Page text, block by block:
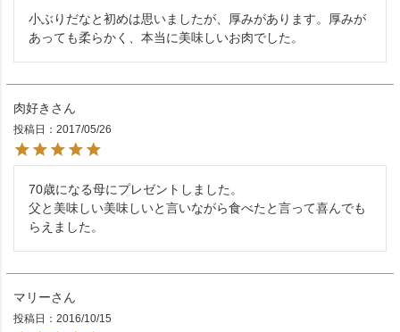
小ぶりだなと初めは思いましたが、厚みがあります。厚みが
あっても柔らかく、本当に美味しいお肉でした。
肉好き
投稿日 2017/05/26
70歳になる母にプレゼントしました。
父と美味しい美味しいと言いながら食べたと言って喜んでも
らえました。
マリー
投稿日 2016/10/15